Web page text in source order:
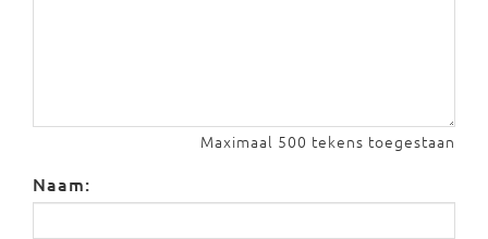
Maximaal 500 tekens toegestaan
Naam: